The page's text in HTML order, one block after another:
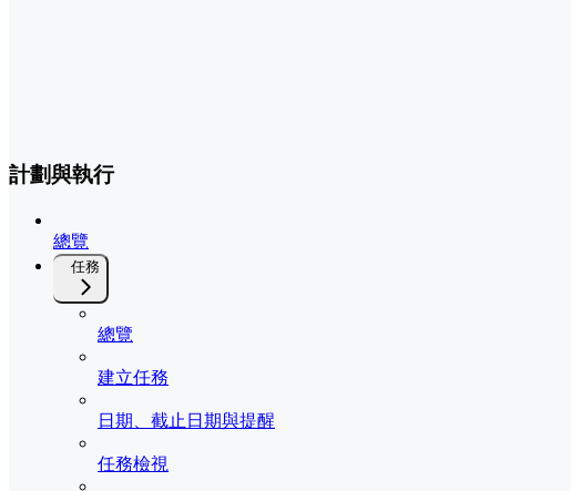
計劃與執行
總覽
任務
總覽
建立任務
日期、截止日期與提醒
任務檢視